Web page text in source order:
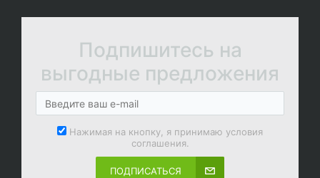
Подпишитесь на
выгодные предложения
Нажимая на кнопку, я принимаю условия
соглашения.
ПОДПИСАТЬСЯ